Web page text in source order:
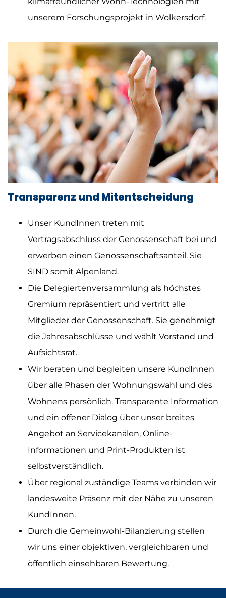
unserem Forschungsprojekt in Wolkersdorf.
Transparenz und Mitentscheidung
Unser KundInnen treten mit
Vertragsabschluss der Genossenschaft bei und
erwerben einen Genossenschaftsanteil. Sie
SIND somit Alpenland.
Die Delegiertenversammlung als höchstes
Gremium repräsentiert und vertritt alle
Mitglieder der Genossenschaft. Sie genehmigt
die Jahresabschlüsse und wählt Vorstand und
Aufsichtsrat.
Wir beraten und begleiten unsere KundInnen
über alle Phasen der Wohnungswahl und des
Wohnens persönlich. Transparente Information
und ein offener Dialog über unser breites
Angebot an Servicekanälen, Online-
Informationen und Print-Produkten ist
selbstverständlich.
Über regional zuständige Teams verbinden wir
landesweite Präsenz mit der Nähe zu unseren
KundInnen.
Durch die Gemeinwohl-Bilanzierung stellen
wir uns einer objektiven, vergleichbaren und
öffentlich einsehbaren Bewertung.